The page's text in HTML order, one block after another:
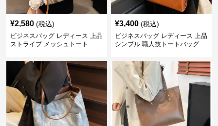
¥2,580 (税込)
ビジネスバッグ レディース 上品
ストライプ メッシュトート
¥3,400 (税込)
ビジネスバッグ レディース 上品
シンプル 職人技トートバッグ